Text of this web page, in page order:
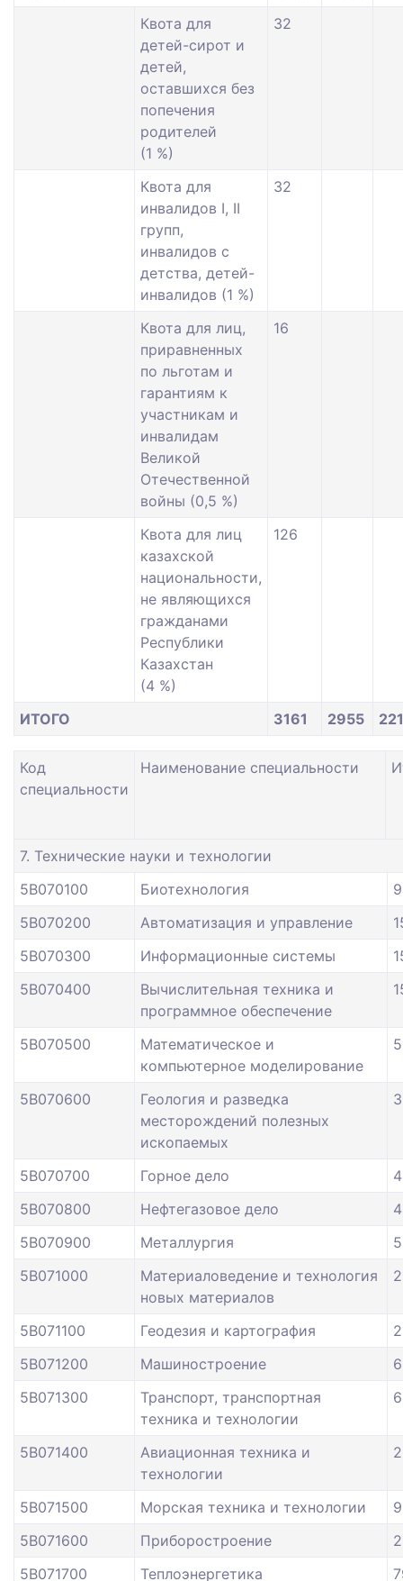
Квота для
детей-сирот и
детей,
оставшихся без
попечения
родителей
(1 %)
32
Квота для
инвалидов I, II
групп,
инвалидов с
детства, детей-
инвалидов (1 %)
32
Квота для лиц,
приравненных
по льготам и
гарантиям к
участникам и
инвалидам
Великой
Отечественной
войны (0,5 %)
16
Квота для лиц
казахской
национальности,
не являющихся
гражданами
Республики
Казахстан
(4 %)
126
ИТОГО 3161 2955
Код
специальности
Наименование специальности
7. Технические науки и технологии
5В070100
Биотехнология
5В070200
Автоматизация и управление
5В070300
Информационные системы
5В070400
Вычислительная техника и
программное обеспечение
5В070500
Математическое и
компьютерное моделирование
5В070600
Геология и разведка
месторождений полезных
ископаемых
5В070700 Горное дело
5В070800
Нефтегазовое дело
5В070900
Металлургия
5В071000
Материаловедение и технология
новых материалов
5В071100 Геодезия и картография
5В071200
Машиностроение
5В071300
Транспорт, транспортная
техника и технологии
5В071400
Авиационная техника и
технологии
5B071500 Морская техника и технологии
5В071600
Приборостроение
5В071700
Теплоэнергетика